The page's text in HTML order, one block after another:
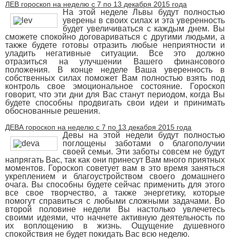
ЛЕВ гороскоп на неделю с 7 по 13 декабря 2015 года
На этой неделе Львы будут полностью
уверены в своих силах и эта уверенность
будет увеличиваться с каждым днем. Вы
сможете спокойно договариваться с другими людьми, а
также будете готовы отразить любые неприятности и
уладить негативные ситуации. Все это должно
отразиться на улучшении Вашего финансового
положения. В конце неделе Ваша уверенность в
собственных силах поможет Вам полностью взять под
контроль свое эмоциональное состояние. Гороскоп
говорит, что эти дни для Вас станут периодом, когда Вы
будете способны продвигать свои идеи и принимать
обоснованные решения.
ДЕВА гороскоп на неделю с 7 по 13 декабря 2015 года
Девы на этой недели будут полностью
поглощены заботами о благополучии
своей семьи. Эти заботы совсем не будут
напрягать Вас, так как они принесут Вам много приятных
моментов. Гороскоп советует вам в это время заняться
укреплением и благоустройством своего домашнего
очага. Вы способны будете сейчас применить для этого
все свое творчество, а также энергетику, которые
помогут справиться с любыми сложными задачами. Во
второй половине недели Вы настолько увлечетесь
своими идеями, что начнете активную деятельность по
их воплощению в жизнь. Ощущение душевного
спокойствия не будет покидать Вас всю неделю.